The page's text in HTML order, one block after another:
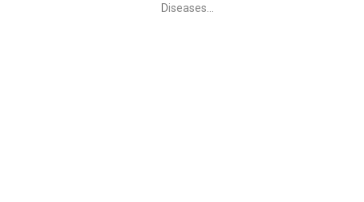
Diseases...